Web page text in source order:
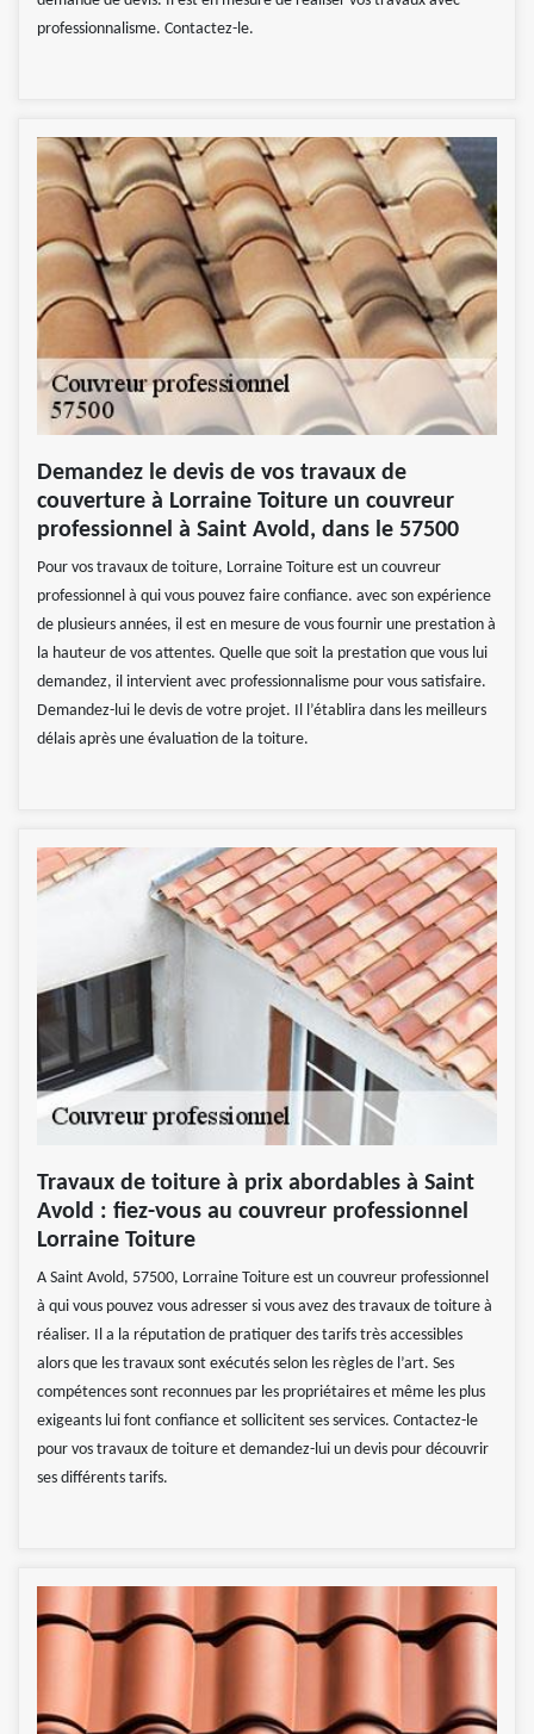
professionnalisme. Contactez-le.
Demandez le devis de vos travaux de
couverture à Lorraine Toiture un couvreur
professionnel à Saint Avold, dans le 57500
Pour vos travaux de toiture, Lorraine Toiture est un couvreur
professionnel à qui vous pouvez faire confiance. avec son expérience
de plusieurs années, il est en mesure de vous fournir une prestation à
la hauteur de vos attentes. Quelle que soit la prestation que vous lui
demandez, il intervient avec professionnalisme pour vous satisfaire.
Demandez-lui le devis de votre projet. Il l’établira dans les meilleurs
délais après une évaluation de la toiture.
Travaux de toiture à prix abordables à Saint
Avold : fiez-vous au couvreur professionnel
Lorraine Toiture
A Saint Avold, 57500, Lorraine Toiture est un couvreur professionnel
à qui vous pouvez vous adresser si vous avez des travaux de toiture à
réaliser. Il a la réputation de pratiquer des tarifs très accessibles
alors que les travaux sont exécutés selon les règles de l’art. Ses
compétences sont reconnues par les propriétaires et même les plus
exigeants lui font confiance et sollicitent ses services. Contactez-le
pour vos travaux de toiture et demandez-lui un devis pour découvrir
ses différents tarifs.